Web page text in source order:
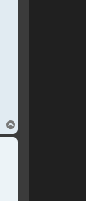
a
u